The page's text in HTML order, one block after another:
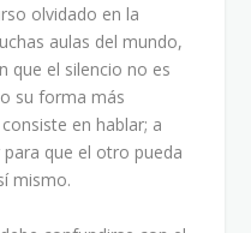
olvidado en la
aulas del mundo,
que el silencio no es
su forma más
en hablar; a
que el otro pueda
mismo.